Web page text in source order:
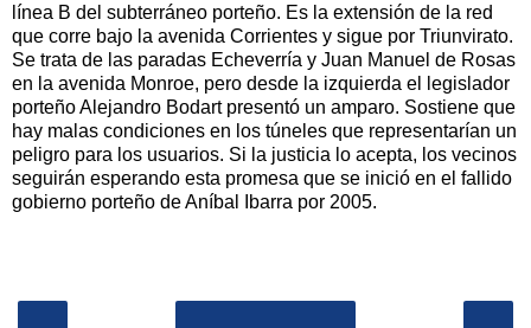
línea B del subterráneo porteño. Es la extensión de la red
que corre bajo la avenida Corrientes y sigue por Triunvirato.
Se trata de las paradas Echeverría y Juan Manuel de Rosas
en la avenida Monroe, pero desde la izquierda el legislador
porteño Alejandro Bodart presentó un amparo. Sostiene que
hay malas condiciones en los túneles que representarían un
peligro para los usuarios. Si la justicia lo acepta, los vecinos
seguirán esperando esta promesa que se inició en el fallido
gobierno porteño de Aníbal Ibarra por 2005.